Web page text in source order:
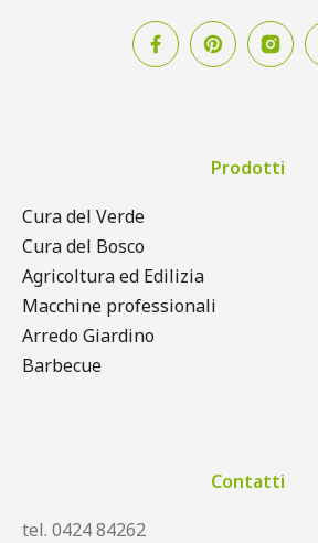
Prodotti
Cura del Verde
Cura del Bosco
Agricoltura ed Edilizia
Macchine professionali
Arredo Giardino
Barbecue
Contatti
tel. 0424 84262